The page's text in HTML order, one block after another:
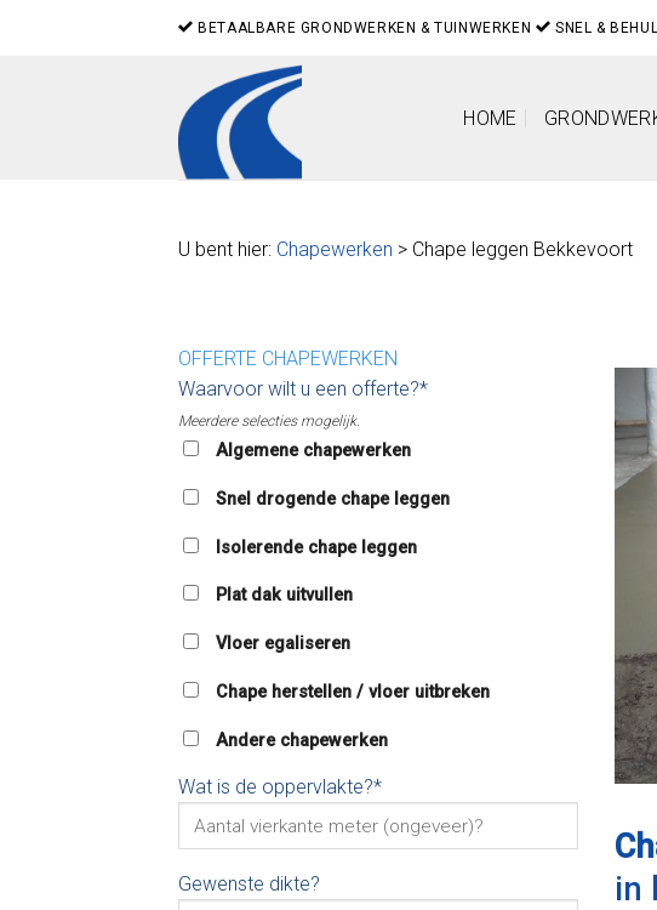
BETAALBARE GRONDWERKEN & TUINWERKEN SNEL &
HOME
U bent hier: Chapewerken > Chape leggen Bekkevoort
OFFERTE CHAPEWERKEN
Waarvoor wilt u een offerte?*
Meerdere selecties mogelijk.
Algemene chapewerken
Snel drogende chape leggen
Isolerende chape leggen
Plat dak uitvullen
Vloer egaliseren
Chape herstellen / vloer uitbreken
Andere chapewerken
Wat is de oppervlakte?*
Gewenste dikte?
in